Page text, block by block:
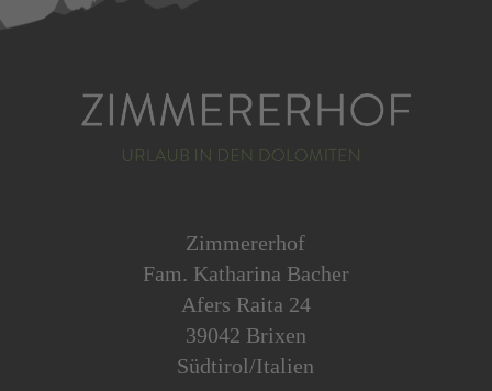
Zimmererhof
Fam. Katharina Bacher
Afers Raita 24
39042 Brixen
Südtirol/Italien